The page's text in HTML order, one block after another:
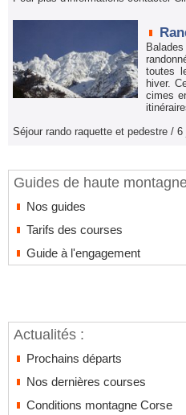
Guides de haute
Nos guides
Tarifs des courses
Guide à l'engagement
Actualités :
Prochains départs
Nos dernières courses
Conditions montagne Corse
toutes
hiver.
cimes
Séjour rando raquette et pedestre / 6